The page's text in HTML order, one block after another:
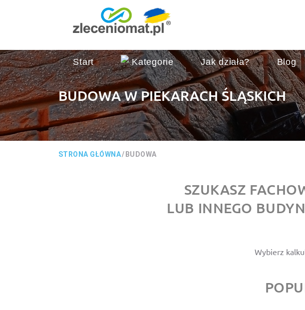
Start Kategorie Jak działa? Blog
BUDOWA W PIEKARACH ŚLĄSKICH
STRONA GŁÓWNA/ BUDOWA
SZUKASZ
LUB INNEGO
Wybierz